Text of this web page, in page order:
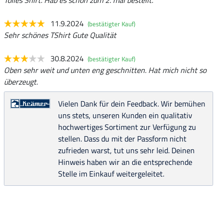
11.9.2024 (bestätigter Kauf)
Sehr schönes TShirt Gute Qualität
30.8.2024 (bestätigter Kauf)
Oben sehr weit und unten eng geschnitten. Hat mich nicht so
überzeugt.
Vielen Dank für dein Feedback. Wir bemühen
uns stets, unseren Kunden ein qualitativ
hochwertiges Sortiment zur Verfügung zu
stellen. Dass du mit der Passform nicht
zufrieden warst, tut uns sehr leid. Deinen
Hinweis haben wir an die entsprechende
Stelle im Einkauf weitergeleitet.